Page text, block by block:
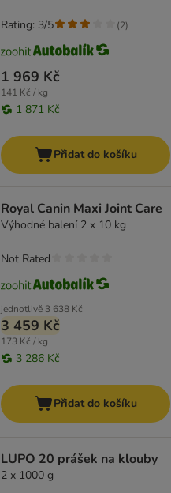
1 969 Kč
141 Kč / kg
1 871 Kč
Rating: 3/5 (2)
Přidat do košíku
Royal Canin Maxi Joint Care
Výhodné balení 2 x 10 kg
jednotlivě 3 638 Kč
3 459 Kč
173 Kč / kg
3 286 Kč
Not Rated
Přidat do košíku
LUPO 20 prášek na klouby
2 x 1000 g